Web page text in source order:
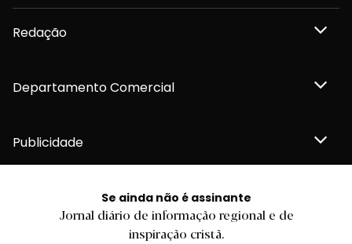
Se ainda não é assinante
Jornal diário de informação regional e de
inspiração cristã.
Redação
Departamento Comercial
Publicidade
Privacidade e Cookies